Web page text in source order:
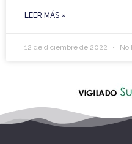
LEER MÁS »
12 de diciembre de 2022 No